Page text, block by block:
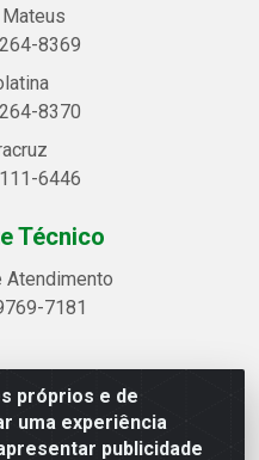
próprios e de
uma experiência
publicidade
8369
8370
6446
Técnico
Atendimento
7181
Avenida Alegre, 2521 -
Linhares/ES - CEP